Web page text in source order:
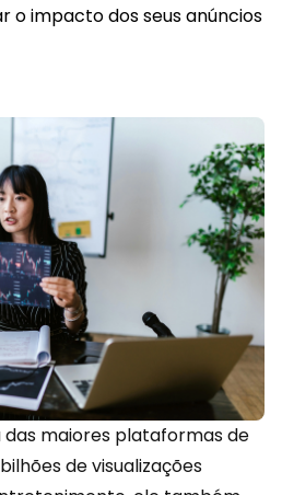
o impacto dos seus anúncios
das maiores plataformas de
de visualizações